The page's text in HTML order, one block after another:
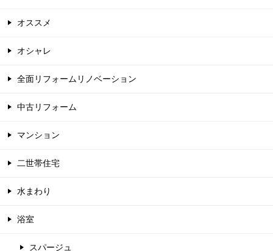
オススメ
オシャレ
全面リフォームリノベーション
中古リフォーム
マンション
二世帯住宅
水まわり
浴室
スパージュ